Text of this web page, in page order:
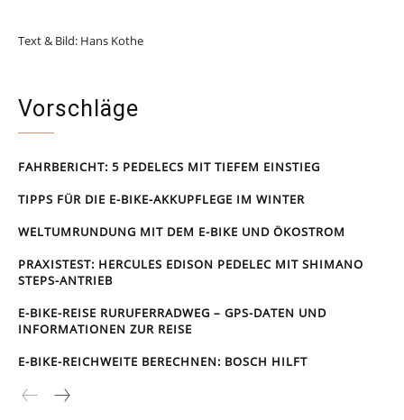
Text & Bild: Hans Kothe
Vorschläge
FAHRBERICHT: 5 PEDELECS MIT TIEFEM EINSTIEG
TIPPS FÜR DIE E-BIKE-AKKUPFLEGE IM WINTER
WELTUMRUNDUNG MIT DEM E-BIKE UND ÖKOSTROM
PRAXISTEST: HERCULES EDISON PEDELEC MIT SHIMANO
STEPS-ANTRIEB
E-BIKE-REISE RUR­UFER­RAD­WEG – GPS-DATEN UND
INFORMATIONEN ZUR REISE
E-BIKE-REICHWEITE BERECHNEN: BOSCH HILFT